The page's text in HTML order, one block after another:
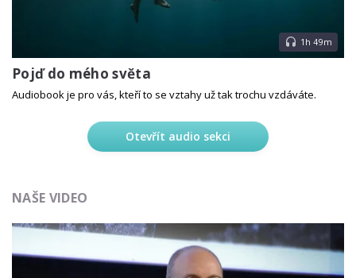
1h 49m
Pojď do mého světa
Audiobook je pro vás, kteří to se vztahy už tak trochu vzdáváte.
Otevřít audio sekci
NAŠE VIDEO